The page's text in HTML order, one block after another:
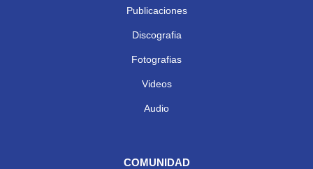
Publicaciones
Discografia
Fotografias
Videos
Audio
COMUNIDAD